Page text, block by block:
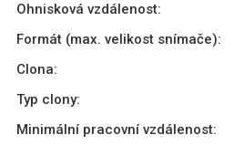
Ohnisková vzdálenost:
Formát (max. velikost snímače):
Clona:
Typ clony:
Minimální pracovní vzdálenost: